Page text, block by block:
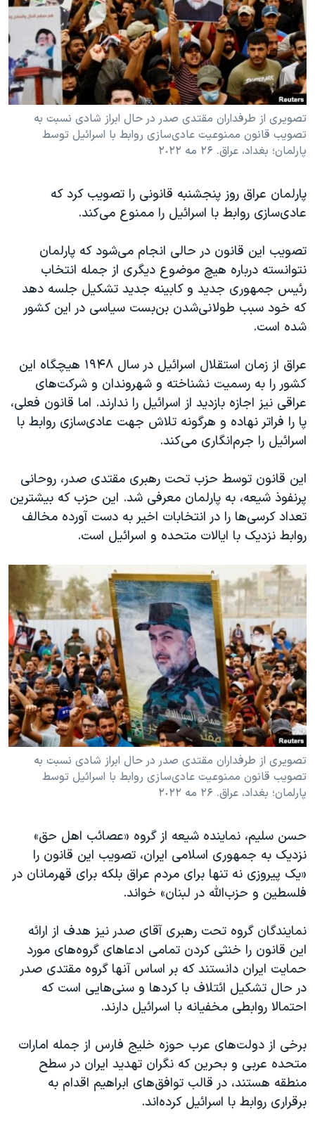
فرهنگ و زندگی
حقوق شهروندی
اقتصادی
علم و فناوری
اسرائیل در جنگ
گالری عکس
مستندها
انتخابات ریاست جمهوری آمریکا ۲۰۲۴
حمله جمهوری اسلامی به اسرائیل
رمز مهسا
ورزش زنان در ایران
اعتراضات زن، زندگی، آزادی
تریبونال مردمی آبان ۹۸
دادگاه حمید نوری
قانون شفافیت دارائی کادر رهبری ایران
اعتراضات مردمی آبان ۹۸
اسرائیل در جنگ
همایش محافظه‌کاران آمریکا «سی‌پک»
صفحه‌های ویژه
سفر پرزیدنت ترامپ به چین
دنبال کنید
زبانهای مختلف
تصویری از طرفداران مقتدی صدر در حال ابراز شادی نسبت به
تصویب قانون ممنوعیت عادی‌سازی روابط با اسرائیل توسط
پارلمان؛ بغداد، عراق. ۲۶ مه ٢٠٢٢
پارلمان عراق روز پنجشنبه قانونی را تصویب کرد که
عادی‌سازی روابط با اسرائیل را ممنوع می‌کند.
تصویب این قانون در حالی انجام می‌شود که پارلمان
نتوانسته درباره هیچ موضوع دیگری از جمله انتخاب
رئیس جمهوری جدید و کابینه جدید تشکیل جلسه دهد
که خود سبب طولانی‌شدن بن‌بست سیاسی در این کشور
شده است.
عراق از زمان استقلال اسرائیل در سال ۱۹۴۸ هیچگاه این
کشور را به رسمیت نشناخته و شهروندان و شرکت‌های
عراقی نیز اجازه بازدید از اسرائیل را ندارند. اما قانون فعلی،
پا را فراتر نهاده و هرگونه تلاش جهت عادی‌سازی روابط با
اسرائیل را جرم‌انگاری می‌کند.
این قانون توسط حزب تحت رهبری مقتدی صدر، روحانی
پرنفوذ شیعه، به پارلمان معرفی شد. این حزب که بیشترین
تعداد کرسی‌ها را در انتخابات اخیر به دست آورده مخالف
روابط نزدیک با ایالات متحده و اسرائیل است.
تصویری از طرفداران مقتدی صدر در حال ابراز شادی نسبت به
تصویب قانون ممنوعیت عادی‌سازی روابط با اسرائیل توسط
پارلمان؛ بغداد، عراق. ۲۶ مه ٢٠٢٢
حسن سلیم، نماینده شیعه از گروه «عصائب اهل حق»
نزدیک به جمهوری اسلامی ایران، تصویب این قانون را
«یک پیروزی نه تنها برای مردم عراق بلکه برای قهرمانان در
فلسطین و حزب‌الله در لبنان» خواند.
نمایندگان گروه تحت رهبری آقای صدر نیز هدف از ارائه
این قانون را خنثی کردن تمامی ادعاهای گروه‌های مورد
حمایت ایران دانستند که بر اساس آنها گروه مقتدی صدر
در حال تشکیل ائتلاف با کردها و سنی‌هایی است که
احتمالا روابطی مخفیانه با اسرائیل دارند.
برخی از دولت‌های عرب حوزه خلیج فارس از جمله امارات
متحده عربی و بحرین که نگران تهدید ایران در سطح
منطقه هستند، در قالب توافق‌های ابراهیم اقدام به
برقراری روابط با اسرائیل کرده‌اند.